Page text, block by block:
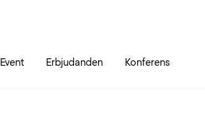
Event Erbjudanden Konferens